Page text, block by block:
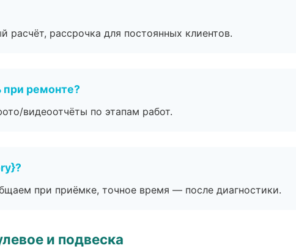
расчёт, рассрочка для постоянных клиентов.
при ремонте?
видеоотчёты по этапам работ.
при приёмке, точное время — после диагностики.
и подвеска